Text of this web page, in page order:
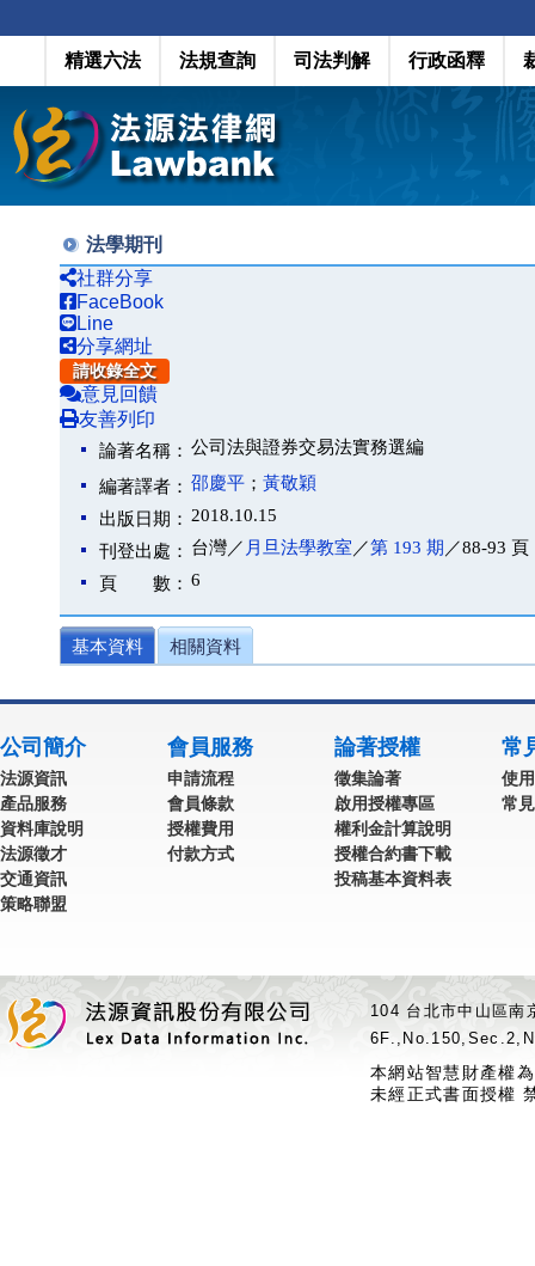
精選六法 法規查詢 司法判解 行政函釋
法學期刊
社群分享
FaceBook
Line
分享網址
請收錄全文
意見回饋
友善列印
論著名稱： 公司法與證券交易法實務選編
編著譯者： 邵慶平 ； 黃敬穎
出版日期： 2018.10.15
刊登出處： 台灣／ 月旦法學教室 ／第 193 期 ／88-93 頁
頁 數： 6
基本資料 相關資料
公司簡介
法源資訊
產品服務
資料庫說明
法源徵才
交通資訊
策略聯盟
會員服務
申請流程
會員條款
授權費用
付款方式
論著授權
徵集論著
啟用授權專區
權利金計算說明
授權合約書下載
投稿基本資料表
常
使
常
104 台北市中山區
本網站智慧財產權
未經正式書面授權